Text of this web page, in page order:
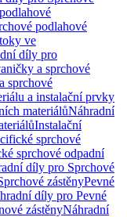
podlahové
ve
díly pro
a sprchové
sprchové
a instalační prvky
materiálůNáhradní
Instalační
sprchové
sprchové odpadní
díly pro Sprchové
zástěnyPevné
díly pro Pevné
zástěnyNáhradní